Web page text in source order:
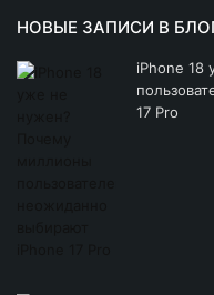
НОВЫЕ ЗАПИСИ В
iPhone
17 Pro